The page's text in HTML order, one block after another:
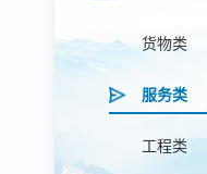
货物类
服务类
工程类